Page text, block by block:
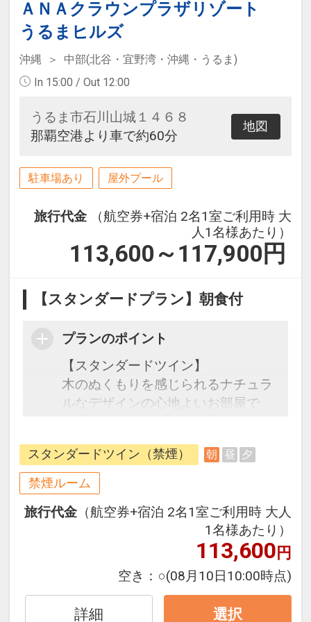
ＡＮＡクラウンプラザリゾート
うるまヒルズ
沖縄
中部(北谷・宜野湾・沖縄・うるま)
In 15:00 / Out 12:00
うるま市石川山城１４６８
那覇空港より車で約60分
地図
駐車場あり 屋外プール
旅行代金
（航空券+宿泊 2名1室ご利用時 大
人1名様あたり）
113,600～117,900 円
【スタンダードプラン】朝食付
プランのポイント
【スタンダードツイン】
木のぬくもりを感じられるナチュラ
ルなデザインの心地よいお部屋で
蔵庫、セーフティボックス、ドライ
ヤー等をご用意しております。
●朝食●
ビュッフェまたはセットメニュー※
時間 7:00～10:00(L.O.9:30)
へ。
スタンダードツイン（禁煙） 朝 昼 夕
禁煙ルーム
旅行代金 （航空券+宿泊 2名1室ご利用時 大人
1名様あたり）
113,600円
空き： ○(08月10日10:00時点)
詳細 選択